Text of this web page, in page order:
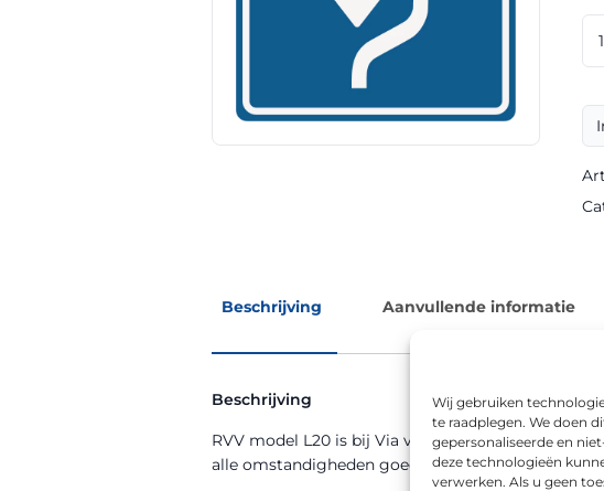
Wij gebruiken
te raadplegen. We doen
gepersonaliseerde en
deze technologieën
verwerken. Als u geen
Beschrijving Aanvullende informatie
Beschrijving
RVV model L20 is bij Via van Dalen verkrijgbaar
alle omstandigheden goed afleesbaar.